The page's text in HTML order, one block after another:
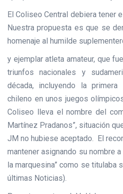
El Coliseo Central debiera tener
Nuestra propuesta es que se
homenaje al humilde
y ejemplar atleta amateur, que
triunfos nacionales y
década, incluyendo la
chileno en unos juegos
Coliseo lleva el nombre del
Martínez Pradanos”, situación
JM no hubiese aceptado. El
mantener asignando su nombre
la marquesina” como se titulaba
últimas Noticias).